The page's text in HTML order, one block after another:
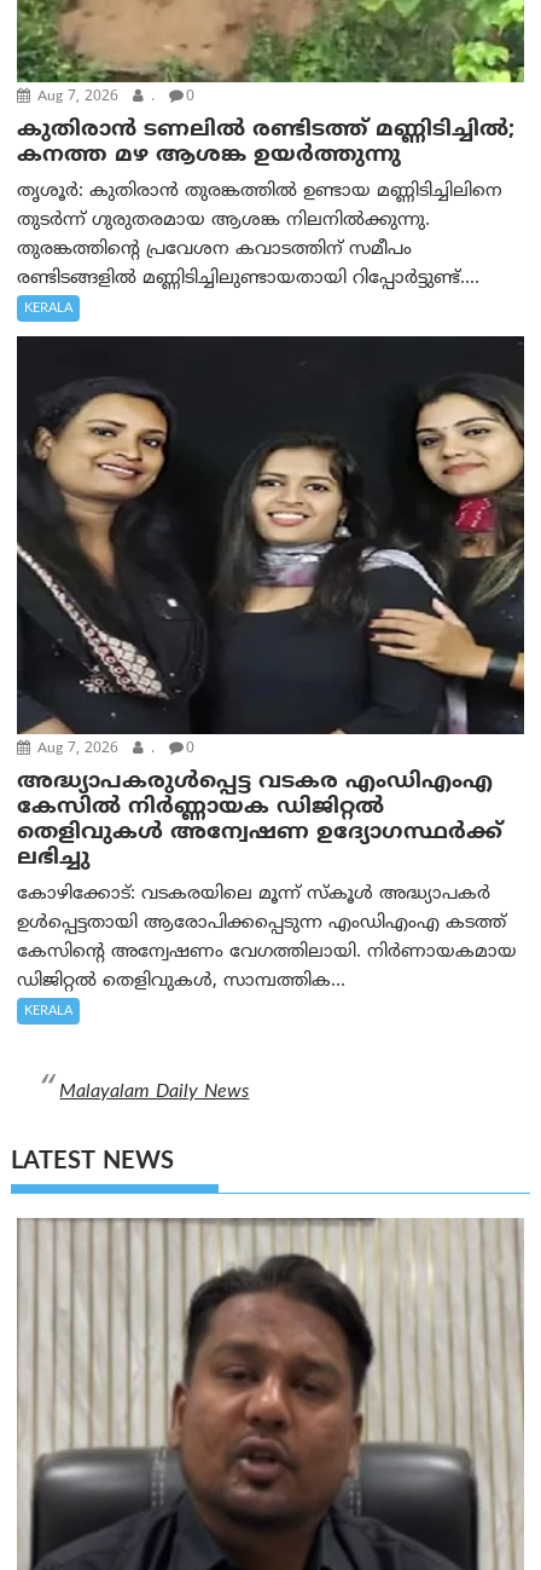
Aug 7, 2026 . 0
കുതിരാൻ ടണലിൽ രണ്ടിടത്ത് മണ്ണിടിച്ചിൽ;
കനത്ത മഴ ആശങ്ക ഉയർത്തുന്നു
തൃശൂർ: കുതിരാൻ തുരങ്കത്തിൽ ഉണ്ടായ മണ്ണിടിച്ചിലിനെ
തുടർന്ന് ഗുരുതരമായ ആശങ്ക നിലനിൽക്കുന്നു.
തുരങ്കത്തിന്റെ പ്രവേശന കവാടത്തിന് സമീപം
രണ്ടിടങ്ങളിൽ മണ്ണിടിച്ചിലുണ്ടായതായി റിപ്പോർട്ടുണ്ട്....
KERALA
Aug 7, 2026 . 0
അദ്ധ്യാപകരുള്‍പ്പെട്ട വടകര എംഡി‌എം‌എ
കേസില്‍ നിര്‍ണ്ണായക ഡിജിറ്റല്‍
തെളിവുകള്‍ അന്വേഷണ ഉദ്യോഗസ്ഥര്‍ക്ക്
ലഭിച്ചു
കോഴിക്കോട്: വടകരയിലെ മൂന്ന് സ്കൂൾ അദ്ധ്യാപകർ
ഉൾപ്പെട്ടതായി ആരോപിക്കപ്പെടുന്ന എംഡിഎംഎ കടത്ത്
കേസിന്റെ അന്വേഷണം വേഗത്തിലായി. നിർണായകമായ
ഡിജിറ്റൽ തെളിവുകൾ, സാമ്പത്തിക...
KERALA
Malayalam Daily News
LATEST NEWS